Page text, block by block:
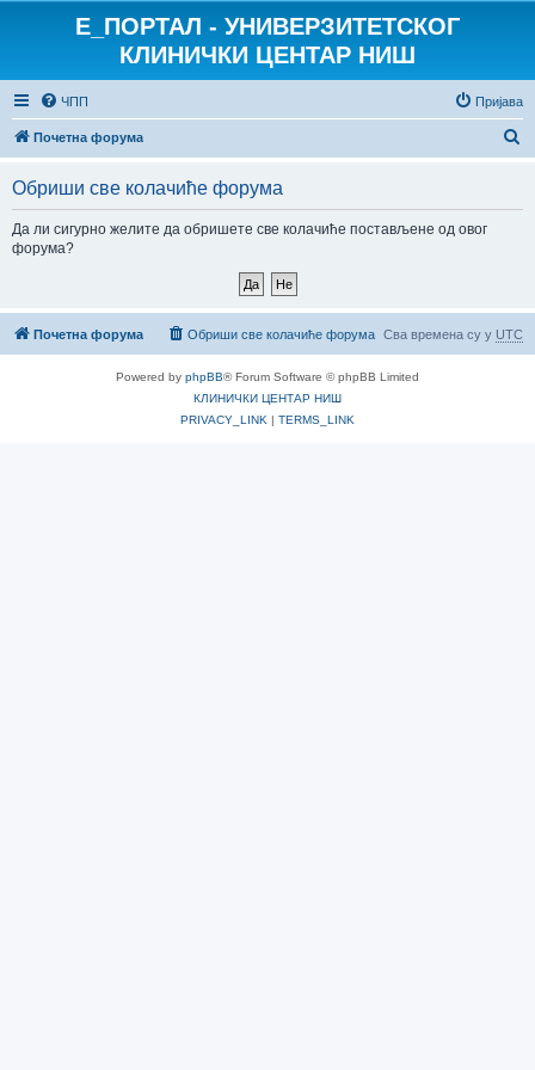
E_ПОРТАЛ - УНИВЕРЗИТЕТСКОГ
КЛИНИЧКИ ЦЕНТАР НИШ
ЧПП Пријава
Почетна форума
а
Обриши све колачиће форума
Да ли сигурно желите да обришете све колачиће постављене од овог
форума?
Почетна форума Сва времена су у UTC
Обриши све колачиће форума
Powered by phpBB® Forum Software © phpBB Limited
КЛИНИЧКИ ЦЕНТАР НИШ
PRIVACY_LINK | TERMS_LINK